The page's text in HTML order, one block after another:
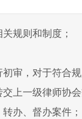
规则和制度；
初审，对于符合
交上一级律师协
办、督办案件；